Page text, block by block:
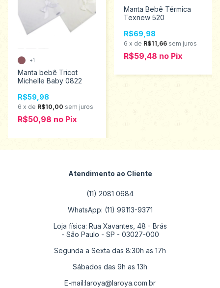
Manta bebê Tricot
Michelle Baby 0822
R$59,98
6 x de R$10,00 sem juros
R$50,98 no Pix
+1
Manta Bebê Térmica
Texnew 520
R$69,98
6 x de R$11,66 sem juros
R$59,48 no Pix
Atendimento ao Cliente
(11) 2081 0684
WhatsApp: (11) 99113-9371
Loja física: Rua Xavantes, 48 - Brás
- São Paulo - SP - 03027-000
Segunda a Sexta das 8:30h as 17h
Sábados das 9h as 13h
E-mail:laroya@laroya.com.br